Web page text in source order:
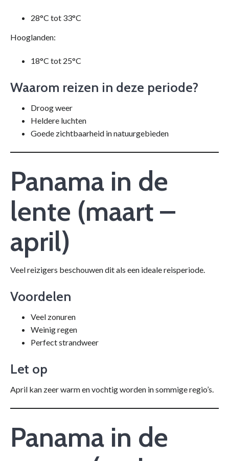
28°C tot 33°C
Hooglanden:
18°C tot 25°C
Waarom reizen in deze periode?
Droog weer
Heldere luchten
Goede zichtbaarheid in natuurgebieden
Panama in de
lente (maart –
april)
Veel reizigers beschouwen dit als een ideale reisperiode.
Voordelen
Veel zonuren
Weinig regen
Perfect strandweer
Let op
April kan zeer warm en vochtig worden in sommige regio’s.
Panama in de